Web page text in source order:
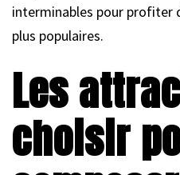
interminables pour profiter
plus populaires.
Les
choisir